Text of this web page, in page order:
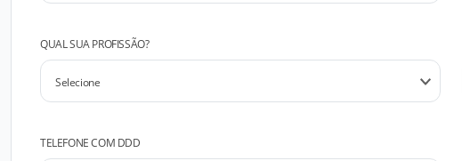
QUAL SUA PROFISSÃO?
TELEFONE COM DDD